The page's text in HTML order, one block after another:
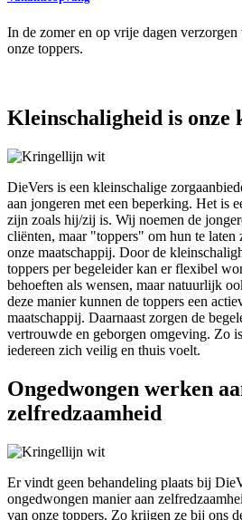
In de zomer en op vrije dagen
onze toppers.
Kleinschaligheid is onze
DieVers is een kleinschalige
aan jongeren met een beperking. Het is
zijn zoals hij/zij is. Wij noemen de
cliënten, maar "toppers" om hun te laten
onze maatschappij. Door de
toppers per begeleider kan er flexibel
behoeften als wensen, maar natuurlijk
deze manier kunnen de toppers een
maatschappij. Daarnaast zorgen de
vertrouwde en geborgen omgeving. Zo
iedereen zich veilig en thuis voelt.
Ongedwongen werken
zelfredzaamheid
Er vindt geen behandeling plaats bij
ongedwongen manier aan
van onze toppers. Zo krijgen ze bij ons